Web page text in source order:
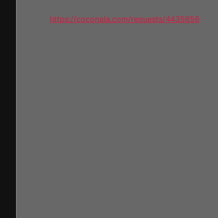
https://coconala.com/requests/4435656